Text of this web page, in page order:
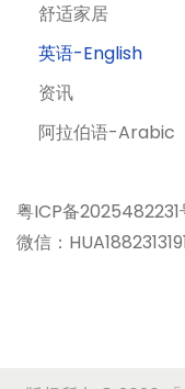
舒适家居
英语-English
资讯
阿拉伯语-Arabic
粤ICP备2025482231
微信：